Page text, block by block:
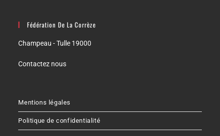
Fédération De La Corrèze
Champeau - Tulle 19000
Contactez nous
Mentions légales
Politique de confidentialité